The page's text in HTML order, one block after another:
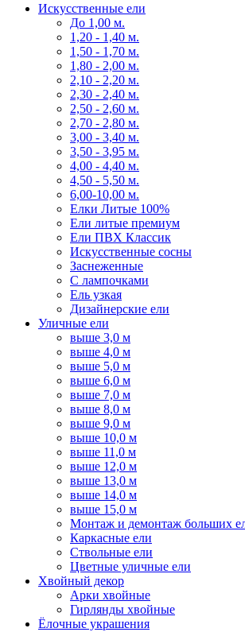
Искусственные ели
До 1,00 м.
1,20 - 1,40 м.
1,50 - 1,70 м.
1,80 - 2,00 м.
2,10 - 2,20 м.
2,30 - 2,40 м.
2,50 - 2,60 м.
2,70 - 2,80 м.
3,00 - 3,40 м.
3,50 - 3,95 м.
4,00 - 4,40 м.
4,50 - 5,50 м.
6,00-10,00 м.
Елки Литые 100%
Ели литые премиум
Ели ПВХ Классик
Искусственные сосны
Заснеженные
С лампочками
Ель узкая
Дизайнерские ели
Уличные ели
выше 3,0 м
выше 4,0 м
выше 5,0 м
выше 6,0 м
выше 7,0 м
выше 8,0 м
выше 9,0 м
выше 10,0 м
выше 11,0 м
выше 12,0 м
выше 13,0 м
выше 14,0 м
выше 15,0 м
Монтаж и демонтаж больших
Каркасные ели
Ствольные ели
Цветные уличные ели
Хвойный декор
Арки хвойные
Гирлянды хвойные
Ёлочные украшения